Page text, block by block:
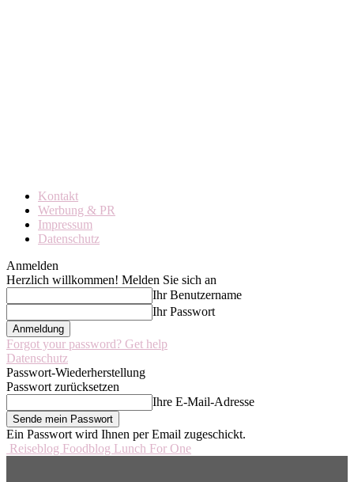
Kontakt
Werbung & PR
Impressum
Datenschutz
Anmelden
Herzlich willkommen! Melden Sie sich an
Ihr Benutzername
Ihr Passwort
Forgot your password? Get help
Datenschutz
Passwort-Wiederherstellung
Passwort zurücksetzen
Ihre E-Mail-Adresse
Ein Passwort wird Ihnen per Email zugeschickt.
Reiseblog Foodblog Lunch For One